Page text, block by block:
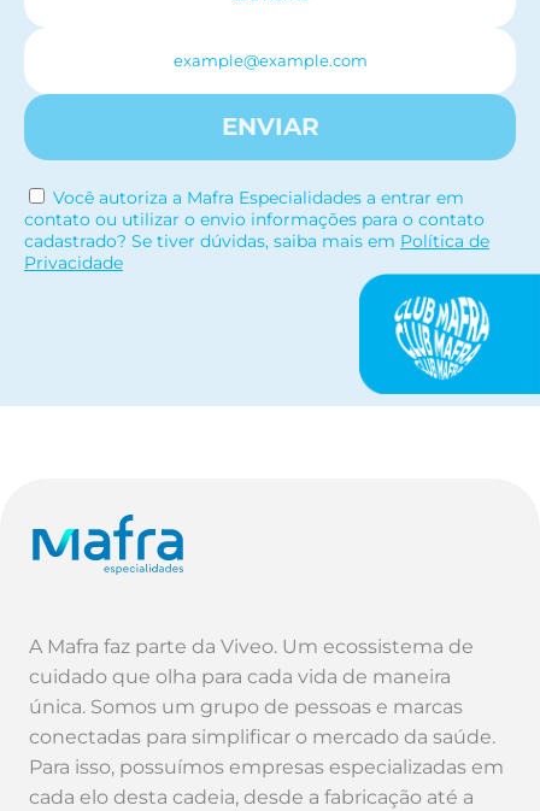
ENVIAR
Você autoriza a Mafra Especialidades a entrar em
contato ou utilizar o envio informações para o contato
cadastrado? Se tiver dúvidas, saiba mais em Política de
Privacidade
A Mafra faz parte da Viveo. Um ecossistema de
cuidado que olha para cada vida de maneira
única. Somos um grupo de pessoas e marcas
conectadas para simplificar o mercado da saúde.
Para isso, possuímos empresas especializadas em
cada elo desta cadeia, desde a fabricação até a